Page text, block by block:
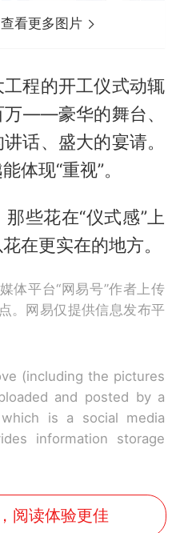
看更多图片
程的开工仪式动辄
万——豪华的舞台、
话、盛大的宴请。
体现“重视”。
些花在“仪式感”上
在更实在的地方。
体平台“网易号”作者上传
。网易仅提供信息发布平
(including the pictures
and posted by a
is a social media
information storage
阅读体验更佳